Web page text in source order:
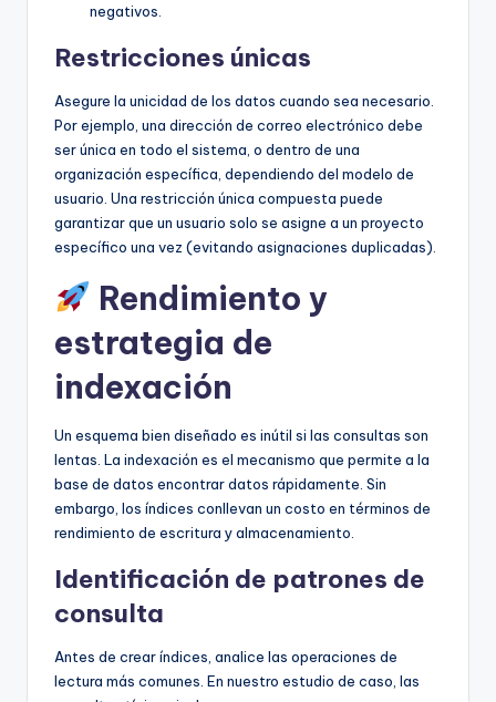
negativos.
Restricciones únicas
Asegure la unicidad de los datos cuando sea necesario.
Por ejemplo, una dirección de correo electrónico debe
ser única en todo el sistema, o dentro de una
organización específica, dependiendo del modelo de
usuario. Una restricción única compuesta puede
garantizar que un usuario solo se asigne a un proyecto
específico una vez (evitando asignaciones duplicadas).
Rendimiento y
estrategia de
indexación
Un esquema bien diseñado es inútil si las consultas son
lentas. La indexación es el mecanismo que permite a la
base de datos encontrar datos rápidamente. Sin
embargo, los índices conllevan un costo en términos de
rendimiento de escritura y almacenamiento.
Identificación de patrones de
consulta
Antes de crear índices, analice las operaciones de
lectura más comunes. En nuestro estudio de caso, las